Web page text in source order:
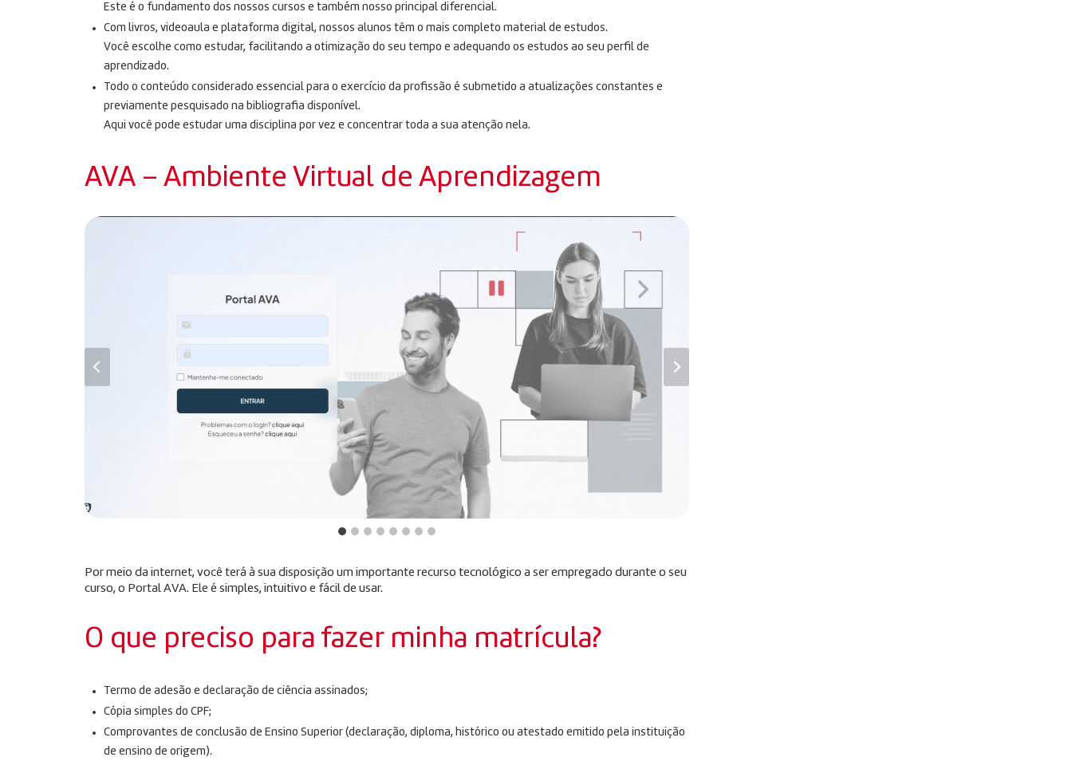
Este é o fundamento dos nossos cursos e também nosso principal diferencial.
Com livros, videoaula e plataforma digital, nossos alunos têm o mais completo material de estudos.
Você escolhe como estudar, facilitando a otimização do seu tempo e adequando os estudos ao seu perfil de
aprendizado.
Todo o conteúdo considerado essencial para o exercício da profissão é submetido a atualizações constantes e
previamente pesquisado na bibliografia disponível.
Aqui você pode estudar uma disciplina por vez e concentrar toda a sua atenção nela.
AVA – Ambiente Virtual de Aprendizagem
Por meio da internet, você terá à sua disposição um importante recurso tecnológico a ser empregado durante o seu
curso, o Portal AVA. Ele é simples, intuitivo e fácil de usar.
O que preciso para fazer minha matrícula?
Termo de adesão e declaração de ciência assinados;
Cópia simples do CPF;
Comprovantes de conclusão de Ensino Superior (declaração, diploma, histórico ou atestado emitido pela instituição
de ensino de origem).